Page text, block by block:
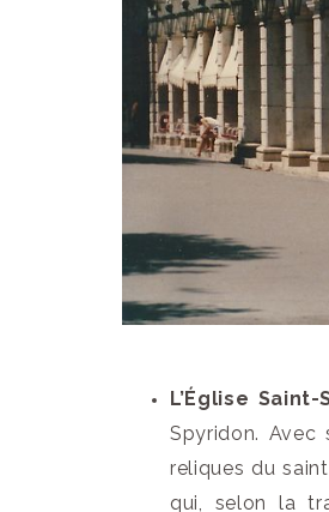
L’Église
Spyridon.
reliques du
qui, selon la